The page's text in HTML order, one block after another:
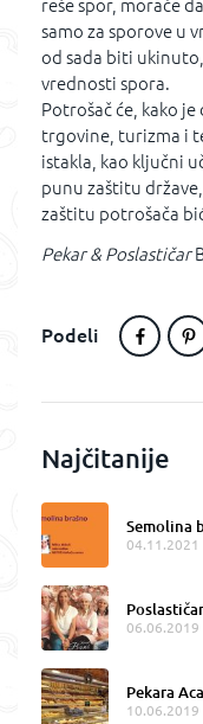
reše spor, moraće
samo za sporove u
od sada biti
vrednosti spora.
Potrošač će, kako
trgovine, turizma i
istakla, kao ključni
punu zaštitu
zaštitu potrošača
Pekar & Poslastičar
Podeli
Najčitanije
Semolina
04.11.2021
06.06.2019
Pekara Aca
10.06.2019